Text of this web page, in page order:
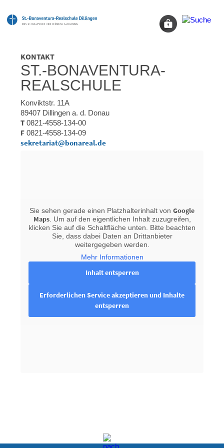
KONTAKT
ST.-BONAVENTURA-
REALSCHULE
Konviktstr. 11A
89407 Dillingen a. d. Donau
T 0821-4558-134-00
F 0821-4558-134-09
sekretariat@bonareal.de
Sie sehen gerade einen Platzhalterinhalt von Google
Maps. Um auf den eigentlichen Inhalt zuzugreifen,
klicken Sie auf die Schaltfläche unten. Bitte beachten
Sie, dass dabei Daten an Drittanbieter
weitergegeben werden.
Mehr Informationen
Inhalt entsperren
Erforderlichen Service akzeptieren und Inhalte
entsperren